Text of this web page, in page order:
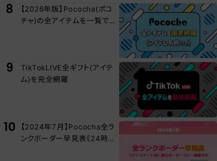
8
【2026年版】Pococha(ポコ
チャ)の全アイテムを一覧でわ
9
TikTokLIVE全ギフト(アイテ
ム)を完全網羅
10
【2024年7月】Pococha全ラ
ンクボーダー早見表《24時締